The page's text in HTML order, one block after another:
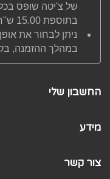
בתוספת 15.00 ש"ח.
ניתן לבחור את
במהלך ההזמנה,
החשבון שלי
מידע
צור קשר